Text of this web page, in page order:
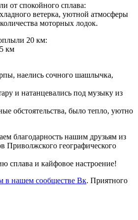
от спокойного сплава:
ветерка, уютной атмосферы
моторных лодок.
20 км:
км
наелись сочного шашлычка,
и натанцевались под музыку из
обстоятельства, было тепло, уютно
благодарность нашим друзьям из
Приволжского географического
сплава и кайфовое настроение!
в нашем сообществе Вк. Приятного